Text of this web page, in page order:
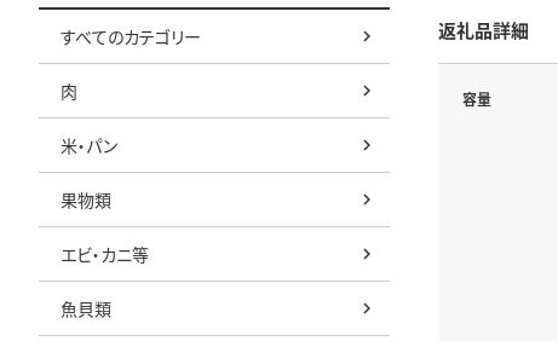
すべてのカテゴリー
肉
米・パン
果物類
エビ・カニ等
魚貝類
返礼品詳細
容量